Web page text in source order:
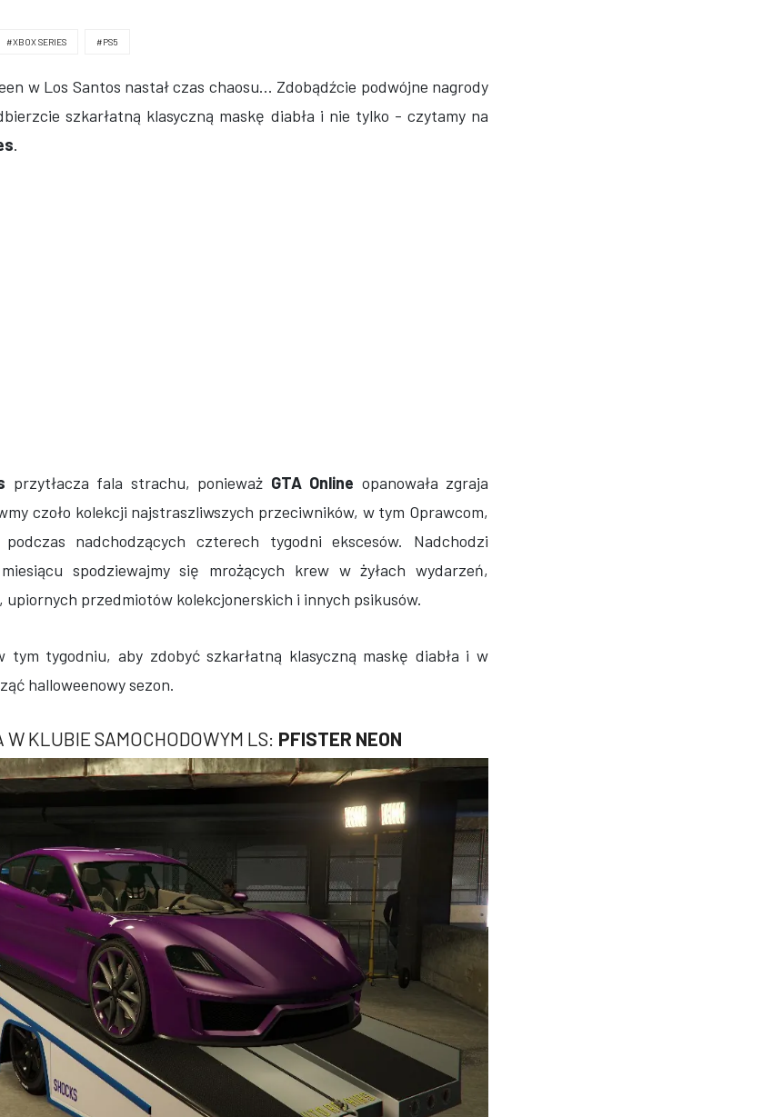
#XBOX SERIES #PS5
w Los Santos nastał czas chaosu... Zdobądźcie podwójne nagrody
szkarłatną klasyczną maskę diabła i nie tylko - czytamy na
.
przytłacza fala strachu, ponieważ GTA Online opanowała zgraja
czoło kolekcji najstraszliwszych przeciwników, w tym Oprawcom,
nadchodzących czterech tygodni ekscesów. Nadchodzi
spodziewajmy się mrożących krew w żyłach wydarzeń,
przedmiotów kolekcjonerskich i innych psikusów.
tym tygodniu, aby zdobyć szkarłatną klasyczną maskę diabła i w
halloweenowy sezon.
W KLUBIE SAMOCHODOWYM LS: PFISTER NEON